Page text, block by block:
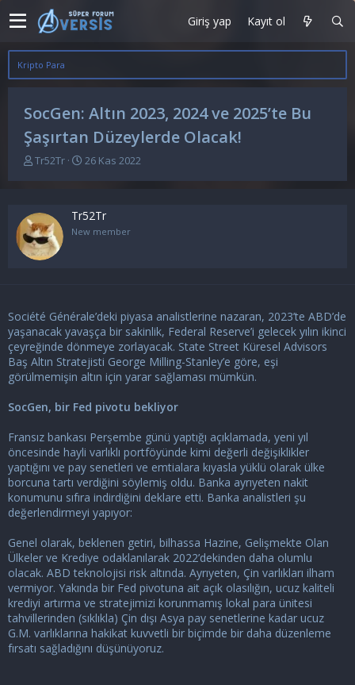
Giriş yap Kayıt ol
Kripto Para
SocGen: Altın 2023, 2024 ve 2025’te Bu
Şaşırtan Düzeylerde Olacak!
K
y
u
b
a
t
a
n
Tr52Tr
B
a
n
r
i
h
i
26 Kas 2022
Tr52Tr
New member
Société Générale’deki piyasa analistlerine nazaran, 2023’te ABD’de
yaşanacak yavaşça bir sakinlik, Federal Reserve’i gelecek yılın ikinci
çeyreğinde dönmeye zorlayacak. State Street Küresel Advisors
Baş Altın Stratejisti George Milling-Stanley’e göre, eşi
görülmemişin altın için yarar sağlaması mümkün.
SocGen, bir Fed pivotu bekliyor
Fransız bankası Perşembe günü yaptığı açıklamada, yeni yıl
öncesinde hayli varlıklı portföyünde kimi değerli değişiklikler
yaptığını ve pay senetleri ve emtialara kıyasla yüklü olarak ülke
borcuna tartı verdiğini söylemiş oldu. Banka ayrıyeten nakit
konumunu sıfıra indirdiğini deklare etti. Banka analistleri şu
değerlendirmeyi yapıyor:
Genel olarak, beklenen getiri, bilhassa Hazine, Gelişmekte Olan
Ülkeler ve Krediye odaklanılarak 2022’dekinden daha olumlu
olacak. ABD teknolojisi risk altında. Ayrıyeten, Çin varlıkları ilham
vermiyor. Yakında bir Fed pivotuna ait açık olasılığın, ucuz kaliteli
krediyi artırma ve stratejimizi korunmamış lokal para ünitesi
tahvillerinden (sıklıkla) Çin dışı Asya pay senetlerine kadar ucuz
G.M. varlıklarına hakikat kuvvetli bir biçimde bir daha düzenleme
fırsatı sağladığını düşünüyoruz.